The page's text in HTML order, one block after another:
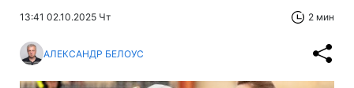
13:41 02.10.2025 Чт 2 мин
АЛЕКСАНДР БЕЛОУС